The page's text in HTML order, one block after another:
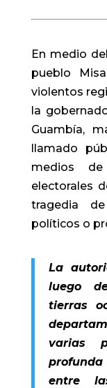
En medio
pueblo
violentos
la
Guambía,
llamado
medios
electorales
tragedia
políticos o
La
luego
tierras
varias
entre